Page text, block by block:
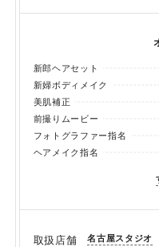
新郎ヘアセット
新婦ボディメイク
美肌補正
前撮りムービー
フォトグラファー指名
ヘアメイク指名
取扱店舗 名古屋スタジオ